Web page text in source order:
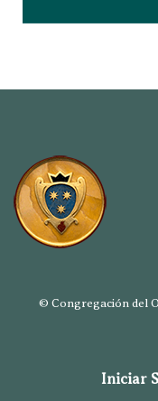
© Congregación del
Iniciar